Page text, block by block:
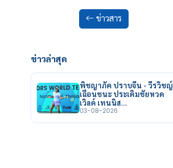
ข่าวสาร
ข่าวล่าสุด
พิชญาภัค ปราบจีน - วีรวิชญ์
เฉือนชนะ ประเดิมชัยหวด
เวิลด์ เทนนิส…
03-08-2026